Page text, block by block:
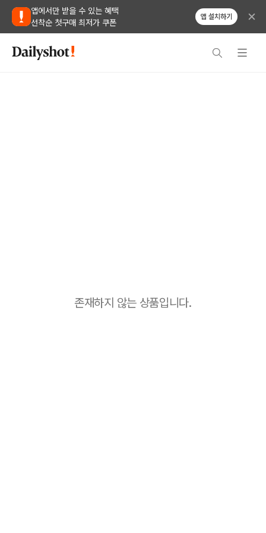
앱에서만 받을 수 있는 혜택
선착순 첫구매 최저가 쿠폰
앱 설치하기
존재하지 않는 상품입니다.